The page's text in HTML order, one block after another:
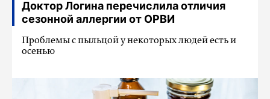
Доктор Логина перечислила отличия
сезонной аллергии от ОРВИ
Проблемы с пыльцой у некоторых людей есть и
осенью